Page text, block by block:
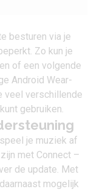
besturen via je
Zo kun je
of een volgende
Android Wear-
veel verschillende
gebruiken.
je muziek af
met Connect –
de update. Met
mogelijk